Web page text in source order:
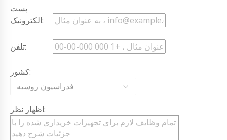
پست
الکترونیک:
تلفن:
کشور:
فدراسیون روسیه
اظهار نظر: